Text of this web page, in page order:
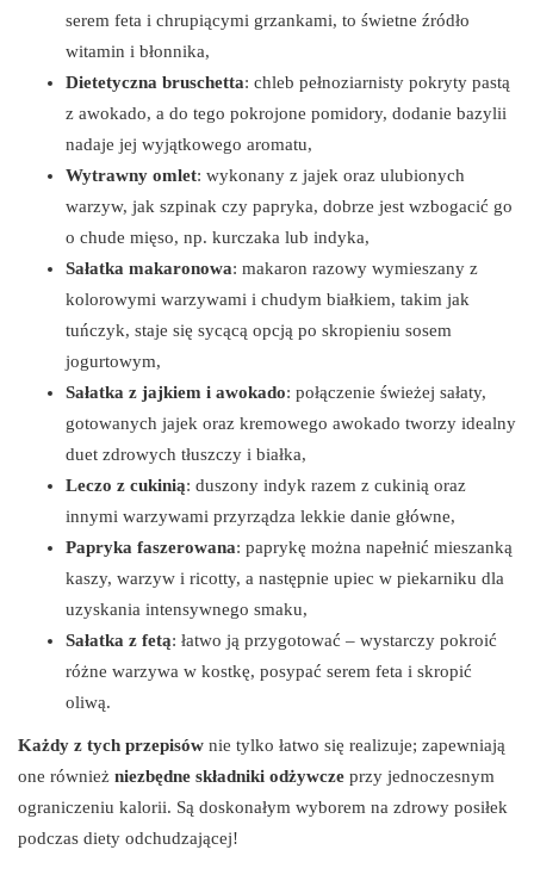
serem feta i chrupiącymi grzankami, to świetne źródło
witamin i błonnika,
Dietetyczna bruschetta: chleb pełnoziarnisty pokryty pastą
z awokado, a do tego pokrojone pomidory, dodanie bazylii
nadaje jej wyjątkowego aromatu,
Wytrawny omlet: wykonany z jajek oraz ulubionych
warzyw, jak szpinak czy papryka, dobrze jest wzbogacić go
o chude mięso, np. kurczaka lub indyka,
Sałatka makaronowa: makaron razowy wymieszany z
kolorowymi warzywami i chudym białkiem, takim jak
tuńczyk, staje się sycącą opcją po skropieniu sosem
jogurtowym,
Sałatka z jajkiem i awokado: połączenie świeżej sałaty,
gotowanych jajek oraz kremowego awokado tworzy idealny
duet zdrowych tłuszczy i białka,
Leczo z cukinią: duszony indyk razem z cukinią oraz
innymi warzywami przyrządza lekkie danie główne,
Papryka faszerowana: paprykę można napełnić mieszanką
kaszy, warzyw i ricotty, a następnie upiec w piekarniku dla
uzyskania intensywnego smaku,
Sałatka z fetą: łatwo ją przygotować – wystarczy pokroić
różne warzywa w kostkę, posypać serem feta i skropić
oliwą.
Każdy z tych przepisów nie tylko łatwo się realizuje; zapewniają
one również niezbędne składniki odżywcze przy jednoczesnym
ograniczeniu kalorii. Są doskonałym wyborem na zdrowy posiłek
podczas diety odchudzającej!